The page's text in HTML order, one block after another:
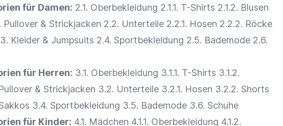
für Damen: 2.1. Oberbekleidung 2.1.1. T-Shirts 2.1.2. Blusen
Pullover & Strickjacken 2.2. Unterteile 2.2.1. Hosen 2.2.2. Röcke
Kleider & Jumpsuits 2.4. Sportbekleidung 2.5. Bademode 2.6.
für Herren: 3.1. Oberbekleidung 3.1.1. T-Shirts 3.1.2.
& Strickjacken 3.2. Unterteile 3.2.1. Hosen 3.2.2. Shorts
3.4. Sportbekleidung 3.5. Bademode 3.6. Schuhe
für Kinder: 4.1. Mädchen 4.1.1. Oberbekleidung 4.1.2.